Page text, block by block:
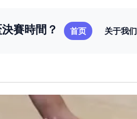
賽時間？ 首页 关于我们